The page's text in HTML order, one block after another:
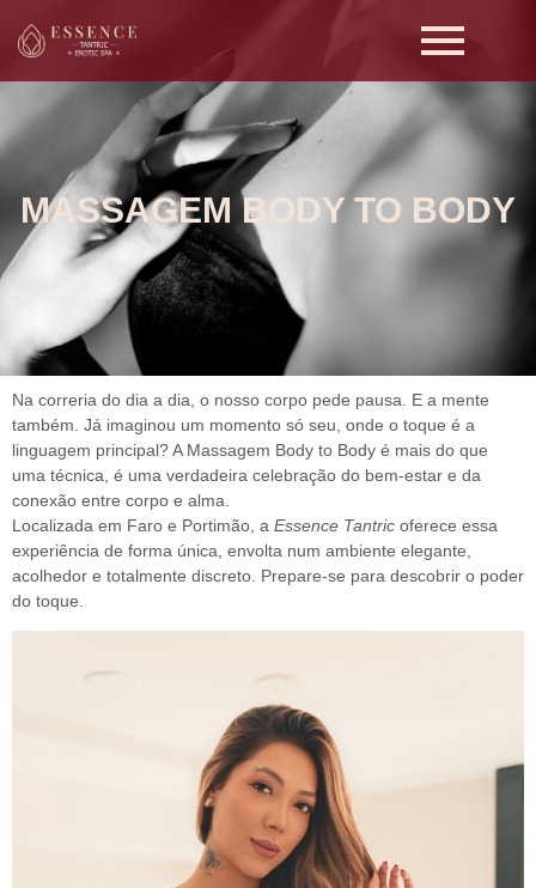
MASSAGEM BODY TO BODY
Na correria do dia a dia, o nosso corpo pede pausa. E a mente
também. Já imaginou um momento só seu, onde o toque é a
linguagem principal?A Massagem Body to Body é mais do que
uma técnica, é uma verdadeira celebração do bem-estar e da
conexão entre corpo e alma.
Localizada em Faro e Portimão, a Essence Tantric oferece essa
experiência de forma única, envolta num ambiente elegante,
acolhedor e totalmente discreto. Prepare-se para descobrir o poder
do toque.